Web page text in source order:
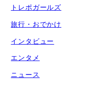
トレポガールズ
旅行・おでかけ
インタビュー
エンタメ
ニュース